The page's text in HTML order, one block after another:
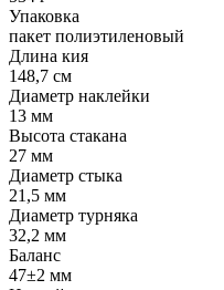
Упаковка
пакет полиэтиленовый
Длина кия
148,7 см
Диаметр наклейки
13 мм
Высота стакана
27 мм
Диаметр стыка
21,5 мм
Диаметр турняка
32,2 мм
Баланс
47±2 мм